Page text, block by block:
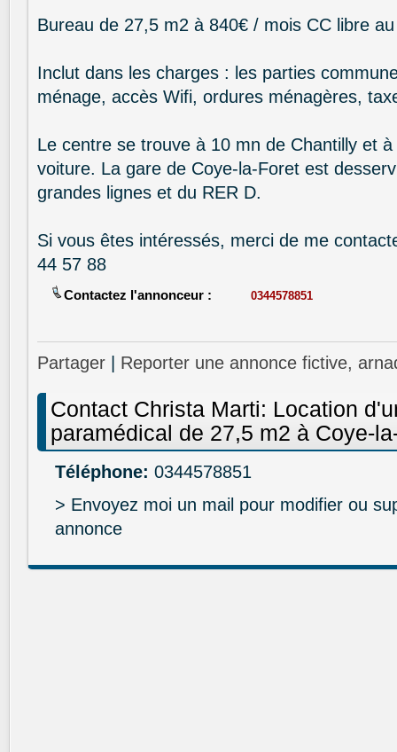
Bureau de 27,5 m2 à 840€ / mois CC libre
Inclut dans les charges : les parties
ménage, accès Wifi, ordures ménagères,
Le centre se trouve à 10 mn de Chantilly et
voiture. La gare de Coye-la-Foret est
grandes lignes et du RER D.
Si vous êtes intéressés, merci de me
44 57 88
Contactez l'annonceur : 0344578851
Partager Reporter une annonce fictive,
Contact Christa Marti: Location
paramédical de 27,5 m2 à Coye-
Téléphone: 0344578851
> Envoyez moi un mail pour modifier ou
annonce